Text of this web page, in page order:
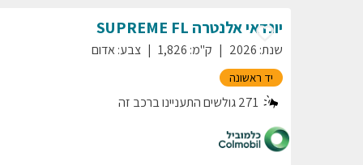
יונדאיאלנטרה SUPREME FL
שנת:
2026 ק"מ:
1,826 צבע:אדום
יד ראשונה
271גולשים התעניינו ברכב זה